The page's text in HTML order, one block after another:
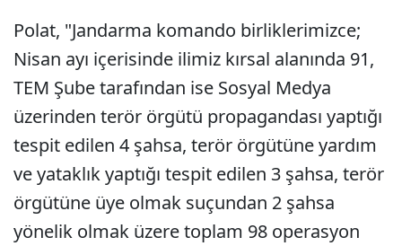
Polat, "Jandarma komando birliklerimizce;
Nisan ayı içerisinde ilimiz kırsal alanında 91,
TEM Şube tarafından ise Sosyal Medya
üzerinden terör örgütü propagandası yaptığı
tespit edilen 4 şahsa, terör örgütüne yardım
ve yataklık yaptığı tespit edilen 3 şahsa, terör
örgütüne üye olmak suçundan 2 şahsa
yönelik olmak üzere toplam 98 operasyon